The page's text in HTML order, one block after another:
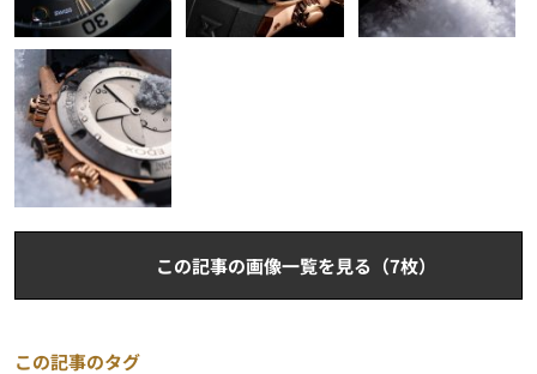
この記事の画像一覧を見る（7枚）
この記事のタグ